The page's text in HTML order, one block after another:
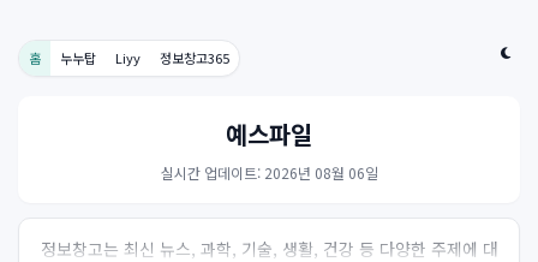
홈 누누탑 Liyy 정보창고365
예스파일
실시간 업데이트: 2026년 08월 06일
정보창고는 최신 뉴스, 과학, 기술, 생활, 건강 등 다양한 주제에 대